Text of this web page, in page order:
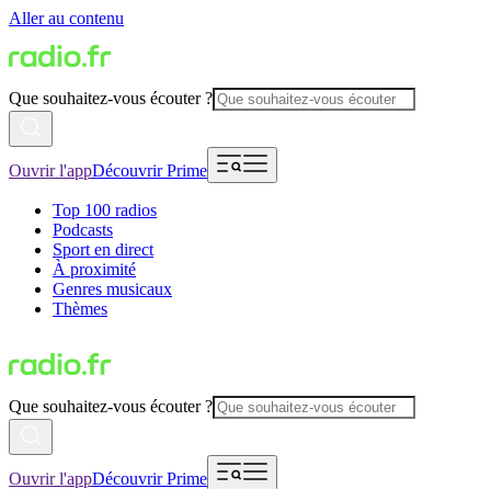
Aller au contenu
Que souhaitez-vous écouter ?
Ouvrir l'appDécouvrir Prime
Top 100 radios
Podcasts
Sport en direct
À proximité
Genres musicaux
Thèmes
Que souhaitez-vous écouter ?
Ouvrir l'appDécouvrir Prime